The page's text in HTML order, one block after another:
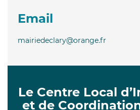
Email
mairiedeclary@orange.fr
Le Centre Local
et de